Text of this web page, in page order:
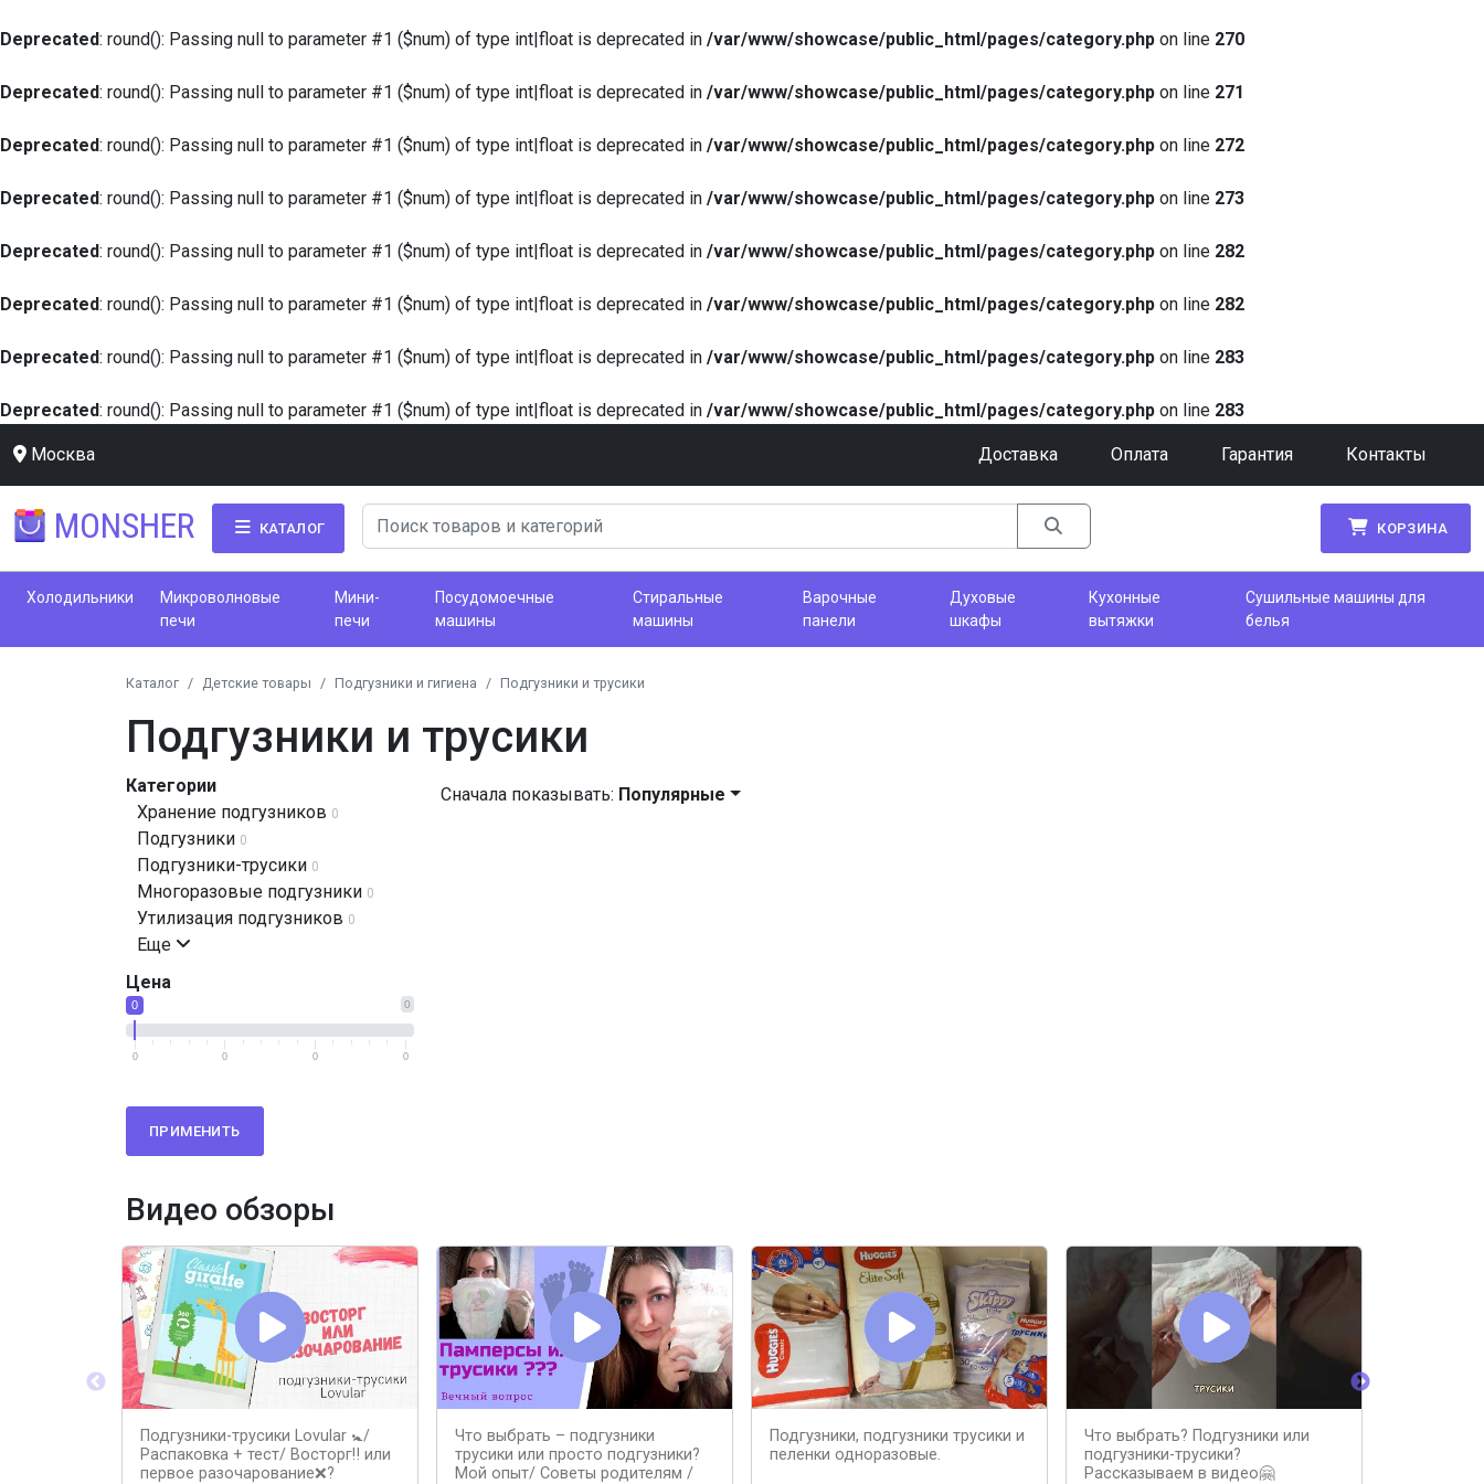
Deprecated: round(): Passing null to parameter #1 ($num) of type int|float is deprecated in /var/www/showcase/public_html/pages/category.php on line 270
Deprecated: round(): Passing null to parameter #1 ($num) of type int|float is deprecated in /var/www/showcase/public_html/pages/category.php on line 271
Deprecated: round(): Passing null to parameter #1 ($num) of type int|float is deprecated in /var/www/showcase/public_html/pages/category.php on line 272
Deprecated: round(): Passing null to parameter #1 ($num) of type int|float is deprecated in /var/www/showcase/public_html/pages/category.php on line 273
Deprecated: round(): Passing null to parameter #1 ($num) of type int|float is deprecated in /var/www/showcase/public_html/pages/category.php on line 282
Deprecated: round(): Passing null to parameter #1 ($num) of type int|float is deprecated in /var/www/showcase/public_html/pages/category.php on line 282
Deprecated: round(): Passing null to parameter #1 ($num) of type int|float is deprecated in /var/www/showcase/public_html/pages/category.php on line 283
Deprecated: round(): Passing null to parameter #1 ($num) of type int|float is deprecated in /var/www/showcase/public_html/pages/category.php on line 283
Москва Доставка Оплата Гарантия Контакты
MONSHER КАТАЛОГ КОРЗИНА
Холодильники
Микроволновые
печи
Мини-
печи
Посудомоечные
машины
Стиральные
машины
Варочные
панели
Духовые
шкафы
Кухонные
вытяжки
Сушильные машины для
белья
Каталог Детские товары Подгузники и гигиена Подгузники и трусики
Подгузники и трусики
Категории
Хранение подгузников 0
Подгузники 0
Подгузники-трусики 0
Многоразовые подгузники 0
Утилизация подгузников 0
Еще
Цена
0
0
0 0 0 0
ПРИМЕНИТЬ
Сначала показывать: Популярные
Видео обзоры
Подгузники-трусики Lovular 🚼/
Распаковка + тест/ Восторг‼️ или
первое разочарование❌?
Что выбрать – подгузники
трусики или просто подгузники?
Мой опыт/ Советы родителям /
Подгузники, подгузники трусики и
пеленки одноразовые.
Что выбрать? Подгузники или
подгузники-трусики?
Рассказываем в видео🤗